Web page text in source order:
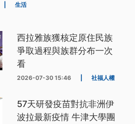
生活
西拉雅族獲核定原住民族
爭取過程與族群分布一次
看
2026-07-30 15:46 社福人權
57天研發疫苗對抗非洲伊
波拉最新疫情 牛津大學團